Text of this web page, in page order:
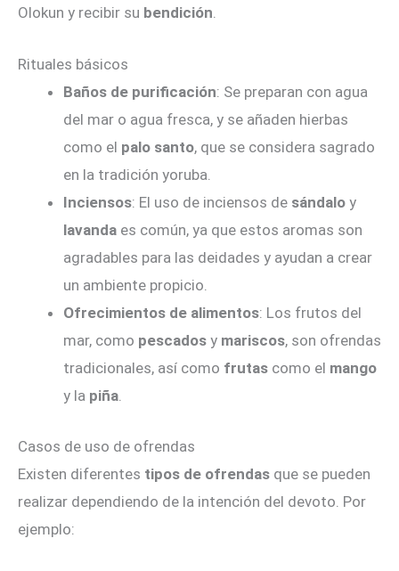
Olokun y recibir su bendición
Rituales básicos
Baños de purificación: Se preparan con agua
del mar o agua fresca, y se añaden hierbas
como el palo santo, que se considera sagrado
en la tradición yoruba.
Inciensos: El uso de inciensos de sándalo y
lavanda es común, ya que estos aromas son
agradables para las deidades y ayudan a crear
un ambiente propicio.
Ofrecimientos de alimentos: Los frutos del
mar, como pescados y mariscos, son ofrendas
tradicionales, así como frutas como el mango
y la piña.
Casos de uso de ofrendas
Existen diferentes tipos de ofrendas que se pueden
realizar dependiendo de la intención del devoto. Por
ejemplo: